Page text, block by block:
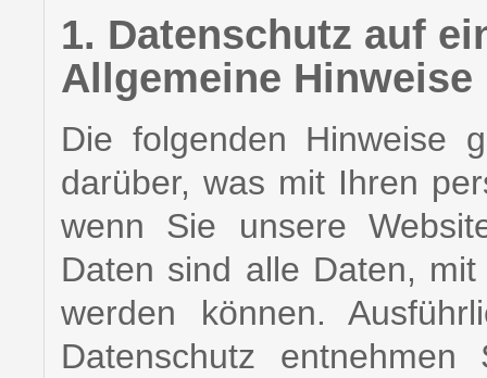
1. Datenschutz auf
Allgemeine Hinweise
Die folgenden Hinweise
darüber, was mit Ihren
wenn Sie unsere
Daten sind alle Daten,
werden können.
Datenschutz